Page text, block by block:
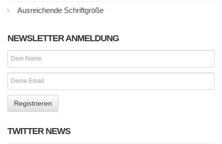
Ausreichende Schriftgröße
NEWSLETTER ANMELDUNG
TWITTER NEWS